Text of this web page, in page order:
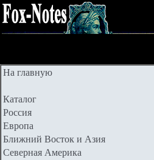
На главную
Каталог
Россия
Европа
Ближний Восток и Азия
Северная Америка